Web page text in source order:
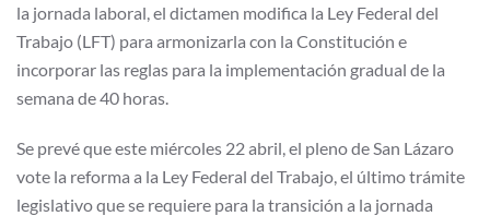
la jornada laboral, el dictamen modifica la Ley Federal del
Trabajo (LFT) para armonizarla con la Constitución e
incorporar las reglas para la implementación gradual de la
semana de 40 horas.
Se prevé que este miércoles 22 abril, el pleno de San Lázaro
vote la reforma a la Ley Federal del Trabajo, el último trámite
legislativo que se requiere para la transición a la jornada